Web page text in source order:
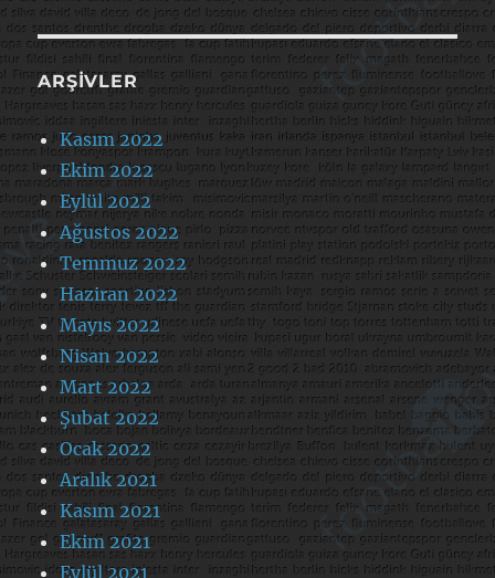
ARŞIVLER
Kasım 2022
Ekim 2022
Eylül 2022
Ağustos 2022
Temmuz 2022
Haziran 2022
Mayıs 2022
Nisan 2022
Mart 2022
Şubat 2022
Ocak 2022
Aralık 2021
Kasım 2021
Ekim 2021
Eylül 2021